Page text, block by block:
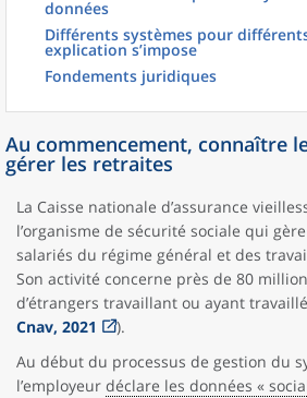
données
Différents systèmes pour
explication s’impose
Fondements juridiques
Au commencement, connaître
gérer les retraites
La Caisse nationale d’assurance
l’organisme de sécurité sociale qui
salariés du régime général et des
Son activité concerne près de 80
d’étrangers travaillant ou ayant
Cnav, 2021
).
Au début du processus de gestion du
l’employeur déclare les données «